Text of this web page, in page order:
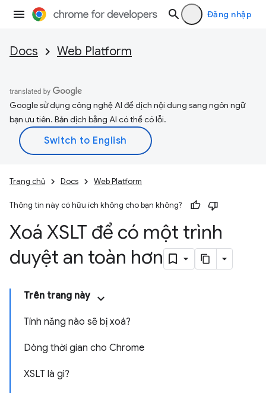
Đăng nhập
Docs Web Platform
Google sử dụng công nghệ AI để dịch nội dung sang ngôn ngữ
bạn ưu tiên. Bản dịch bằng AI có thể có lỗi.
Trang chủ Docs Web Platform
Thông tin này có hữu ích không cho bạn không?
Xoá XSLT để có một trình
duyệt an toàn hơn
Trên trang này
Tính năng nào sẽ bị xoá?
Dòng thời gian cho Chrome
XSLT là gì?